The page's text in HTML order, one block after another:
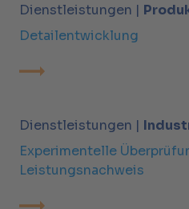
Dienstleistungen |
Detailentwicklung
Dienstleistungen |
Experimentelle
Leistungsnachweis